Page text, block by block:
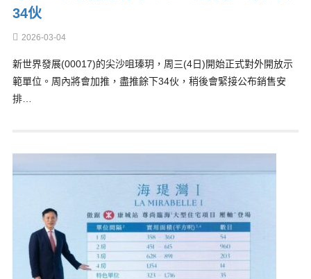
34伙
2026-03-04
新世界發展(00017)的尖沙咀瑧玥，周三(4日)開始正式對外開放示
範單位。周內將會加推，盡推餘下34伙，稍後會緊接公布銷售安
排…